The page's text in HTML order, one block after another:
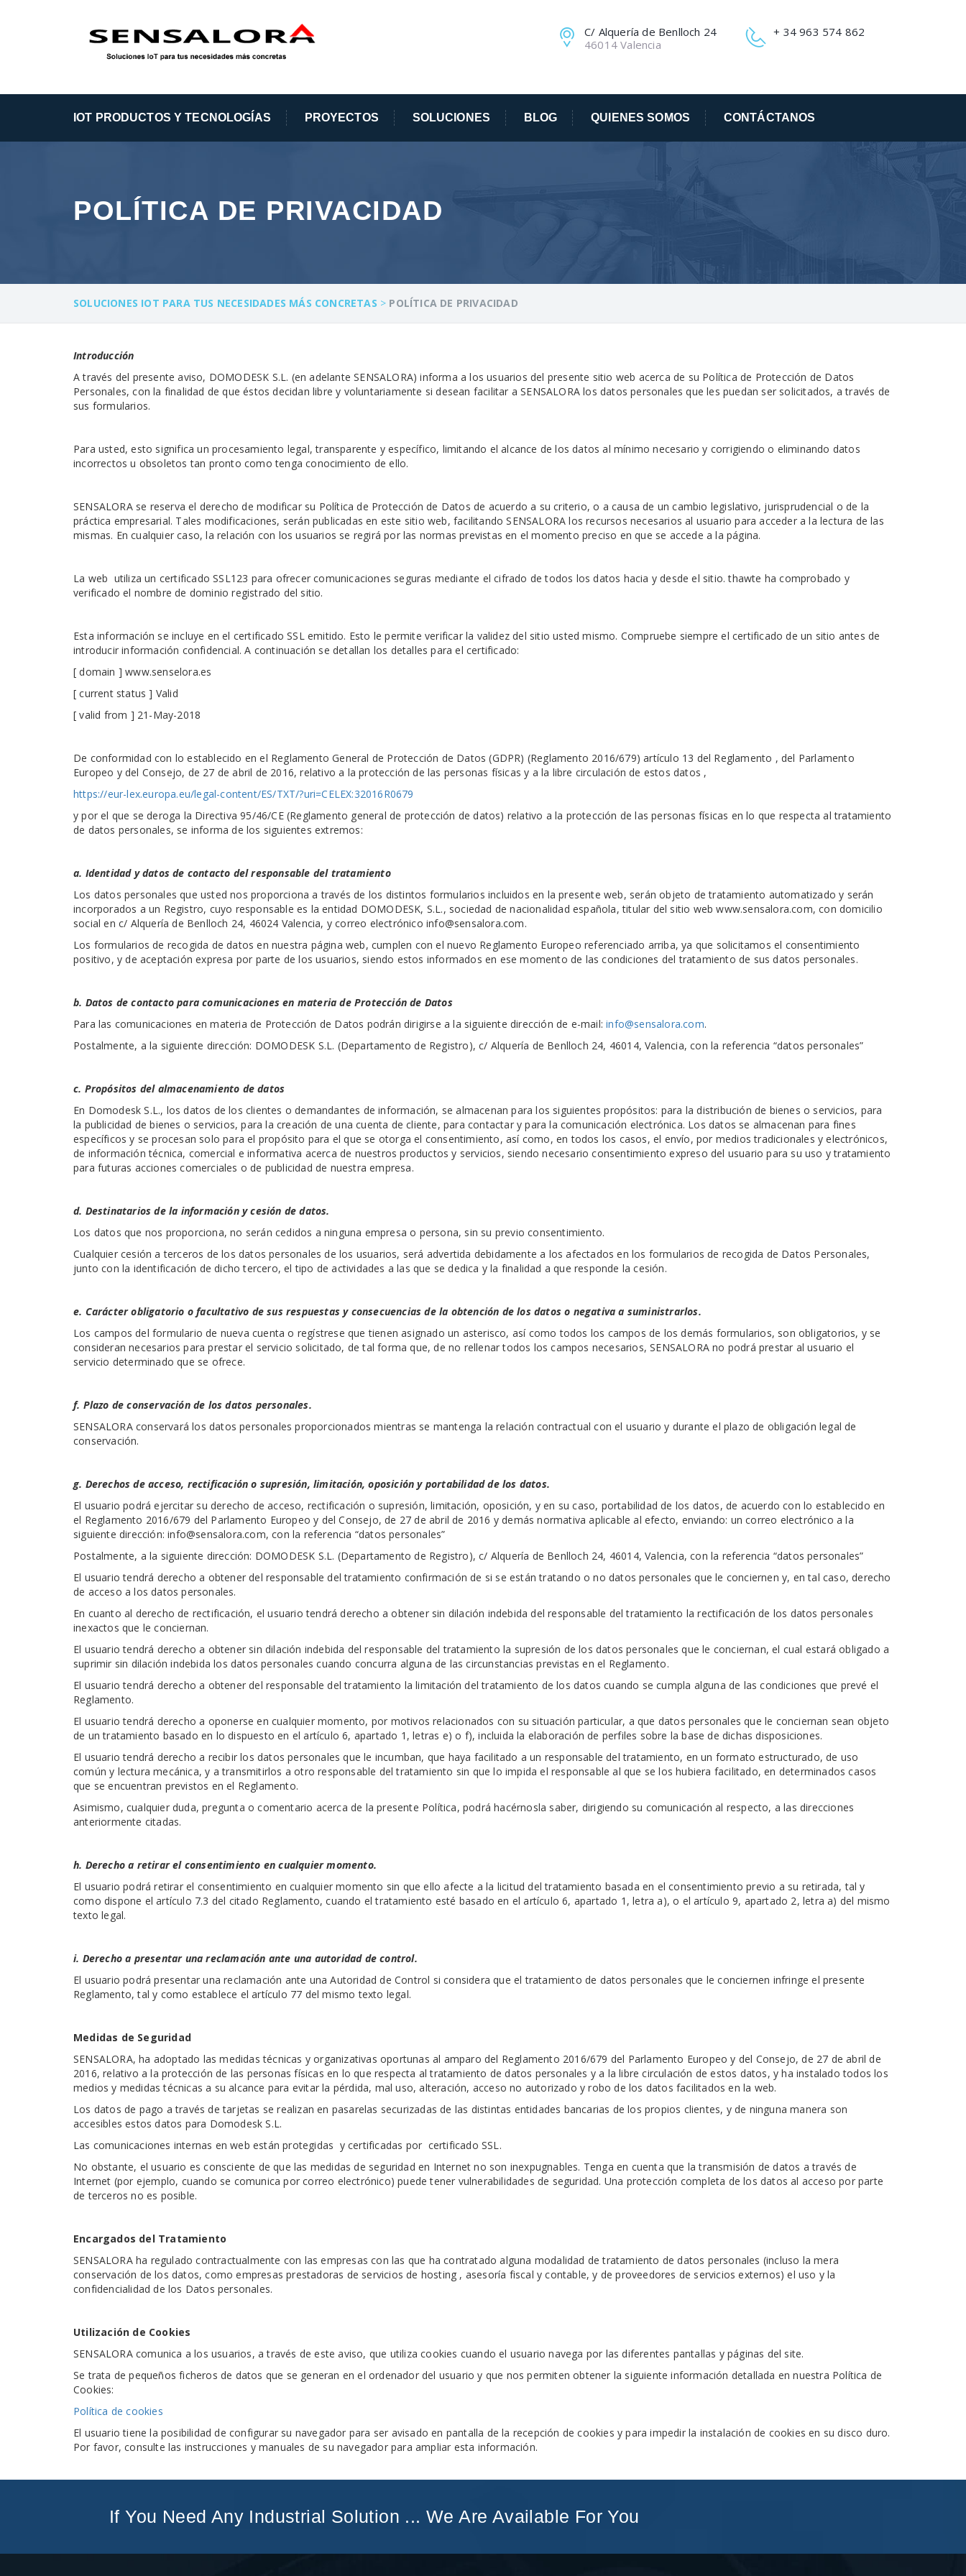
+ 34 963 574 862
C/ Alquería de Benlloch 24
46014 Valencia
IOT PRODUCTOS Y TECNOLOGÍAS PROYECTOS SOLUCIONES BLOG QUIENES SOMOS CONTÁCTANOS
POLÍTICA DE PRIVACIDAD
SOLUCIONES IOT PARA TUS NECESIDADES MÁS CONCRETAS > POLÍTICA DE PRIVACIDAD
Introducción
A través del presente aviso, DOMODESK S.L. (en adelante SENSALORA) informa a los usuarios del presente sitio web acerca de su Política de Protección de Datos
Personales, con la finalidad de que éstos decidan libre y voluntariamente si desean facilitar a SENSALORA los datos personales que les puedan ser solicitados, a través de
sus formularios.
Para usted, esto significa un procesamiento legal, transparente y específico, limitando el alcance de los datos al mínimo necesario y corrigiendo o eliminando datos
incorrectos u obsoletos tan pronto como tenga conocimiento de ello.
SENSALORA se reserva el derecho de modificar su Política de Protección de Datos de acuerdo a su criterio, o a causa de un cambio legislativo, jurisprudencial o de la
práctica empresarial. Tales modificaciones, serán publicadas en este sitio web, facilitando SENSALORA los recursos necesarios al usuario para acceder a la lectura de las
mismas. En cualquier caso, la relación con los usuarios se regirá por las normas previstas en el momento preciso en que se accede a la página.
La web utiliza un certificado SSL123 para ofrecer comunicaciones seguras mediante el cifrado de todos los datos hacia y desde el sitio. thawte ha comprobado y
verificado el nombre de dominio registrado del sitio.
Esta información se incluye en el certificado SSL emitido. Esto le permite verificar la validez del sitio usted mismo. Compruebe siempre el certificado de un sitio antes de
introducir información confidencial. A continuación se detallan los detalles para el certificado:
[ domain ] www.senselora.es
[ current status ] Valid
[ valid from ] 21-May-2018
De conformidad con lo establecido en el Reglamento General de Protección de Datos (GDPR) (Reglamento 2016/679) artículo 13 del Reglamento , del Parlamento
Europeo y del Consejo, de 27 de abril de 2016, relativo a la protección de las personas físicas y a la libre circulación de estos datos ,
https://eur-lex.europa.eu/legal-content/ES/TXT/?uri=CELEX:32016R0679
y por el que se deroga la Directiva 95/46/CE (Reglamento general de protección de datos) relativo a la protección de las personas físicas en lo que respecta al tratamiento
de datos personales, se informa de los siguientes extremos:
a. Identidad y datos de contacto del responsable del tratamiento
Los datos personales que usted nos proporciona a través de los distintos formularios incluidos en la presente web, serán objeto de tratamiento automatizado y serán
incorporados a un Registro, cuyo responsable es la entidad DOMODESK, S.L., sociedad de nacionalidad española, titular del sitio web www.sensalora.com, con domicilio
social en c/ Alquería de Benlloch 24, 46024 Valencia, y correo electrónico info@sensalora.com.
Los formularios de recogida de datos en nuestra página web, cumplen con el nuevo Reglamento Europeo referenciado arriba, ya que solicitamos el consentimiento
positivo, y de aceptación expresa por parte de los usuarios, siendo estos informados en ese momento de las condiciones del tratamiento de sus datos personales.
b. Datos de contacto para comunicaciones en materia de Protección de Datos
Para las comunicaciones en materia de Protección de Datos podrán dirigirse a la siguiente dirección de e-mail:info@sensalora.com.
Postalmente, a la siguiente dirección: DOMODESK S.L. (Departamento de Registro), c/ Alquería de Benlloch 24, 46014, Valencia, con la referencia “datos personales”
c. Propósitos del almacenamiento de datos
En Domodesk S.L., los datos de los clientes o demandantes de información, se almacenan para los siguientes propósitos: para la distribución de bienes o servicios, para
la publicidad de bienes o servicios, para la creación de una cuenta de cliente, para contactar y para la comunicación electrónica. Los datos se almacenan para fines
específicos y se procesan solo para el propósito para el que se otorga el consentimiento, así como, en todos los casos, el envío, por medios tradicionales y electrónicos,
de información técnica, comercial e informativa acerca de nuestros productos y servicios, siendo necesario consentimiento expreso del usuario para su uso y tratamiento
para futuras acciones comerciales o de publicidad de nuestra empresa.
d. Destinatarios de la información y cesión de datos.
Los datos que nos proporciona, no serán cedidos a ninguna empresa o persona, sin su previo consentimiento.
Cualquier cesión a terceros de los datos personales de los usuarios, será advertida debidamente a los afectados en los formularios de recogida de Datos Personales,
junto con la identificación de dicho tercero, el tipo de actividades a las que se dedica y la finalidad a que responde la cesión.
e. Carácter obligatorio o facultativo de sus respuestas y consecuencias de la obtención de los datos o negativa a suministrarlos.
Los campos del formulario de nueva cuenta o regístrese que tienen asignado un asterisco, así como todos los campos de los demás formularios, son obligatorios, y se
consideran necesarios para prestar el servicio solicitado, de tal forma que, de no rellenar todos los campos necesarios, SENSALORA no podrá prestar al usuario el
servicio determinado que se ofrece.
f. Plazo de conservación de los datos personales.
SENSALORA conservará los datos personales proporcionados mientras se mantenga la relación contractual con el usuario y durante el plazo de obligación legal de
conservación.
g. Derechos de acceso, rectificación o supresión, limitación, oposición y portabilidad de los datos.
El usuario podrá ejercitar su derecho de acceso, rectificación o supresión, limitación, oposición, y en su caso, portabilidad de los datos, de acuerdo con lo establecido en
el Reglamento 2016/679 del Parlamento Europeo y del Consejo, de 27 de abril de 2016 y demás normativa aplicable al efecto, enviando: un correo electrónico a la
siguiente dirección: info@sensalora.com, con la referencia “datos personales”
Postalmente, a la siguiente dirección: DOMODESK S.L. (Departamento de Registro), c/ Alquería de Benlloch 24, 46014, Valencia, con la referencia “datos personales”
El usuario tendrá derecho a obtener del responsable del tratamiento confirmación de si se están tratando o no datos personales que le conciernen y, en tal caso, derecho
de acceso a los datos personales.
En cuanto al derecho de rectificación, el usuario tendrá derecho a obtener sin dilación indebida del responsable del tratamiento la rectificación de los datos personales
inexactos que le conciernan.
El usuario tendrá derecho a obtener sin dilación indebida del responsable del tratamiento la supresión de los datos personales que le conciernan, el cual estará obligado a
suprimir sin dilación indebida los datos personales cuando concurra alguna de las circunstancias previstas en el Reglamento.
El usuario tendrá derecho a obtener del responsable del tratamiento la limitación del tratamiento de los datos cuando se cumpla alguna de las condiciones que prevé el
Reglamento.
El usuario tendrá derecho a oponerse en cualquier momento, por motivos relacionados con su situación particular, a que datos personales que le conciernan sean objeto
de un tratamiento basado en lo dispuesto en el artículo 6, apartado 1, letras e) o f), incluida la elaboración de perfiles sobre la base de dichas disposiciones.
El usuario tendrá derecho a recibir los datos personales que le incumban, que haya facilitado a un responsable del tratamiento, en un formato estructurado, de uso
común y lectura mecánica, y a transmitirlos a otro responsable del tratamiento sin que lo impida el responsable al que se los hubiera facilitado, en determinados casos
que se encuentran previstos en el Reglamento.
Asimismo, cualquier duda, pregunta o comentario acerca de la presente Política, podrá hacérnosla saber, dirigiendo su comunicación al respecto, a las direcciones
anteriormente citadas.
h. Derecho a retirar el consentimiento en cualquier momento.
El usuario podrá retirar el consentimiento en cualquier momento sin que ello afecte a la licitud del tratamiento basada en el consentimiento previo a su retirada, tal y
como dispone el artículo 7.3 del citado Reglamento, cuando el tratamiento esté basado en el artículo 6, apartado 1, letra a), o el artículo 9, apartado 2, letra a) del mismo
texto legal.
i. Derecho a presentar una reclamación ante una autoridad de control.
El usuario podrá presentar una reclamación ante una Autoridad de Control si considera que el tratamiento de datos personales que le conciernen infringe el presente
Reglamento, tal y como establece el artículo 77 del mismo texto legal.
Medidas de Seguridad
SENSALORA, ha adoptado las medidas técnicas y organizativas oportunas al amparo del Reglamento 2016/679 del Parlamento Europeo y del Consejo, de 27 de abril de
2016, relativo a la protección de las personas físicas en lo que respecta al tratamiento de datos personales y a la libre circulación de estos datos, y ha instalado todos los
medios y medidas técnicas a su alcance para evitar la pérdida, mal uso, alteración, acceso no autorizado y robo de los datos facilitados en la web.
Los datos de pago a través de tarjetas se realizan en pasarelas securizadas de las distintas entidades bancarias de los propios clientes, y de ninguna manera son
accesibles estos datos para Domodesk S.L.
Las comunicaciones internas en web están protegidas y certificadas por certificado SSL.
No obstante, el usuario es consciente de que las medidas de seguridad en Internet no son inexpugnables. Tenga en cuenta que la transmisión de datos a través de
Internet (por ejemplo, cuando se comunica por correo electrónico) puede tener vulnerabilidades de seguridad. Una protección completa de los datos al acceso por parte
de terceros no es posible.
Encargados del Tratamiento
SENSALORA ha regulado contractualmente con las empresas con las que ha contratado alguna modalidad de tratamiento de datos personales (incluso la mera
conservación de los datos, como empresas prestadoras de servicios de hosting , asesoría fiscal y contable, y de proveedores de servicios externos) el uso y la
confidencialidad de los Datos personales.
Utilización de Cookies
SENSALORA comunica a los usuarios, a través de este aviso, que utiliza cookies cuando el usuario navega por las diferentes pantallas y páginas del site.
Se trata de pequeños ficheros de datos que se generan en el ordenador del usuario y que nos permiten obtener la siguiente información detallada en nuestra Política de
Cookies:
Política de cookies
El usuario tiene la posibilidad de configurar su navegador para ser avisado en pantalla de la recepción de cookies y para impedir la instalación de cookies en su disco duro.
Por favor, consulte las instrucciones y manuales de su navegador para ampliar esta información.
If You Need Any Industrial Solution ... We Are Available For You